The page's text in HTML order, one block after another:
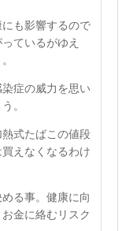
も影響するので
ているがゆえ
症の威力を思い
。
式たばこの値段
えなくなるわけ
る事。健康に向
金に絡むリスク